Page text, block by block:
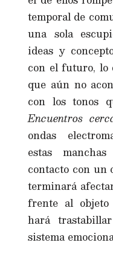
temporal de
una sola
ideas y
con el futuro, lo
que aún no
con los tonos
Encuentros
ondas
estas
contacto con un
terminará
frente al
hará
sistema